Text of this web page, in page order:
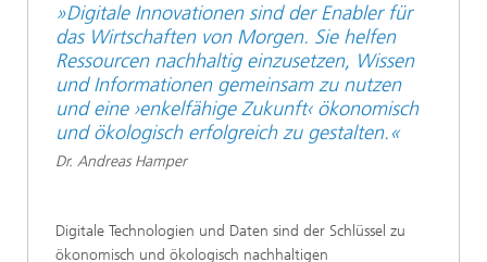
»Digitale Innovationen sind der Enabler für
das Wirtschaften von Morgen. Sie helfen
Ressourcen nachhaltig einzusetzen, Wissen
und Informationen gemeinsam zu nutzen
und eine ›enkelfähige Zukunft‹ ökonomisch
und ökologisch erfolgreich zu gestalten.«
Dr. Andreas Hamper
Digitale Technologien und Daten sind der Schlüssel zu
ökonomisch und ökologisch nachhaltigen